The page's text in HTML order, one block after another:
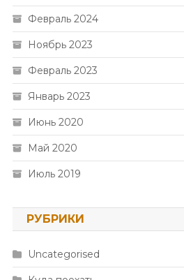
Февраль 2024
Ноябрь 2023
Февраль 2023
Январь 2023
Июнь 2020
Май 2020
Июль 2019
РУБРИКИ
Uncategorised